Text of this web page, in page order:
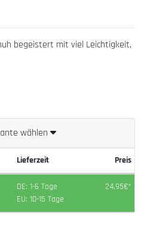
begeistert mit viel Leichtigkeit,
wählen
Lieferzeit Preis
DE: 1-6 Tage
EU: 10-15 Tage
24,95€*